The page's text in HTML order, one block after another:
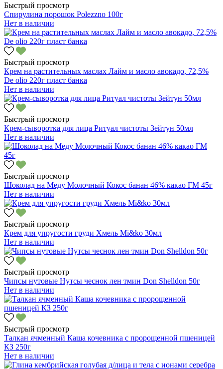
Быстрый просмотр
Спирулина порошок Polezzno 100г
Нет в наличии
Быстрый просмотр
Крем на растительных маслах Лайм и масло авокадо, 72,5%
De olio 220г пласт банка
Нет в наличии
Быстрый просмотр
Крем-сыворотка для лица Ритуал чистоты Зейтун 50мл
Нет в наличии
Быстрый просмотр
Шоколад на Меду Молочный Кокос банан 46% какао ГМ 45г
Нет в наличии
Быстрый просмотр
Крем для упругости груди Хмель Mi&ko 30мл
Нет в наличии
Быстрый просмотр
Чипсы нутовые Нутсы чеснок лен тмин Don Shelldon 50г
Нет в наличии
Быстрый просмотр
Талкан ячменный Каша кочевника с пророщенной пшеницей
КЗ 250г
Нет в наличии